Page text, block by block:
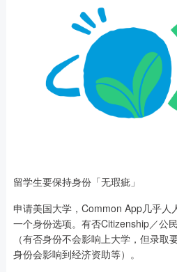
留学生要保持身份「无瑕疵」
申请美国大学，Common App几乎人
一个身份选项。有否Citizenship／公
（有否身份不会影响上大学，但录取
身份会影响到经济资助等）。